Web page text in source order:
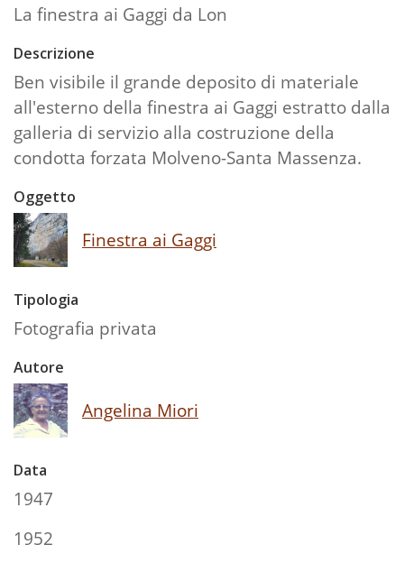
La finestra ai Gaggi da Lon
Descrizione
Ben visibile il grande deposito di materiale
all'esterno della finestra ai Gaggi estratto dalla
galleria di servizio alla costruzione della
condotta forzata Molveno-Santa Massenza.
Oggetto
Finestra ai Gaggi
Tipologia
Fotografia privata
Autore
Angelina Miori
Data
1947
1952